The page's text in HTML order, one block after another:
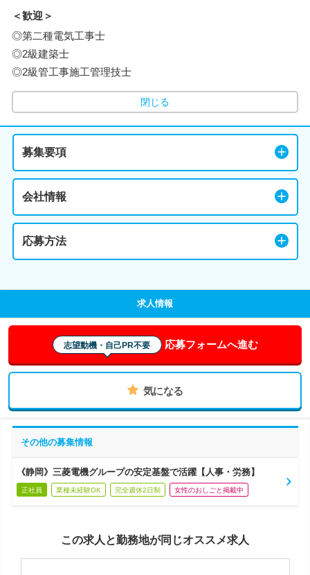
＜歓迎＞
◎第二種電気工事士
◎2級建築士
◎2級管工事施工管理技士
閉じる
募集要項
会社情報
応募方法
求人情報
志望動機・自己PR不要 応募フォームへ進む
気になる
その他の募集情報
《静岡》三菱電機グループの安定基盤で活躍【人事・労務】
正社員 業種未経験OK 完全週休2日制 女性のおしごと掲載中
この求人と勤務地が同じオススメ求人